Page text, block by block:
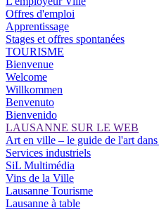
Offres d'emploi
Apprentissage
Stages et offres spontanées
TOURISME
Bienvenue
Welcome
Willkommen
Benvenuto
Bienvenido
LAUSANNE SUR LE WEB
Art en ville – le guide de l'art
Services industriels
SiL Multimédia
Vins de la Ville
Lausanne Tourisme
Lausanne à table